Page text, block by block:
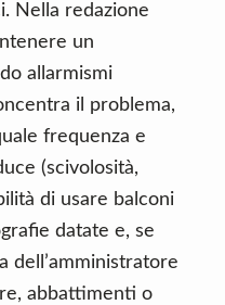
Nella redazione
un
allarmismi
il problema,
frequenza e
(scivolosità,
di usare balconi
datate e, se
dell’amministratore
abbattimenti o